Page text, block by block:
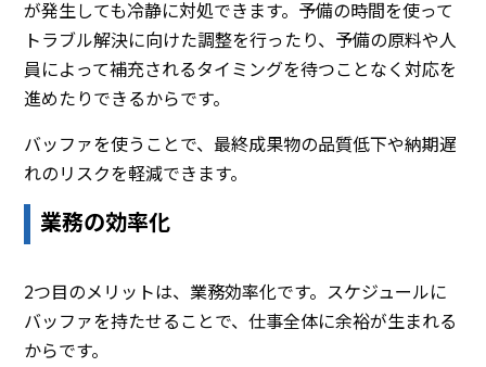
が発生しても冷静に対処できます。予備の時間を使って
トラブル解決に向けた調整を行ったり、予備の原料や人
員によって補充されるタイミングを待つことなく対応を
進めたりできるからです。
バッファを使うことで、最終成果物の品質低下や納期遅
れのリスクを軽減できます。
業務の効率化
2つ目のメリットは、業務効率化です。スケジュールに
バッファを持たせることで、仕事全体に余裕が生まれる
からです。